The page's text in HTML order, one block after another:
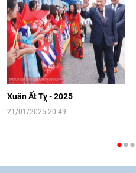
sinh Việt
14:41|12/06/2026
[Video]
hướng
người
16:58|10/06/2026
Xuân Ất Tỵ - 2025
21/01/2025 20:49